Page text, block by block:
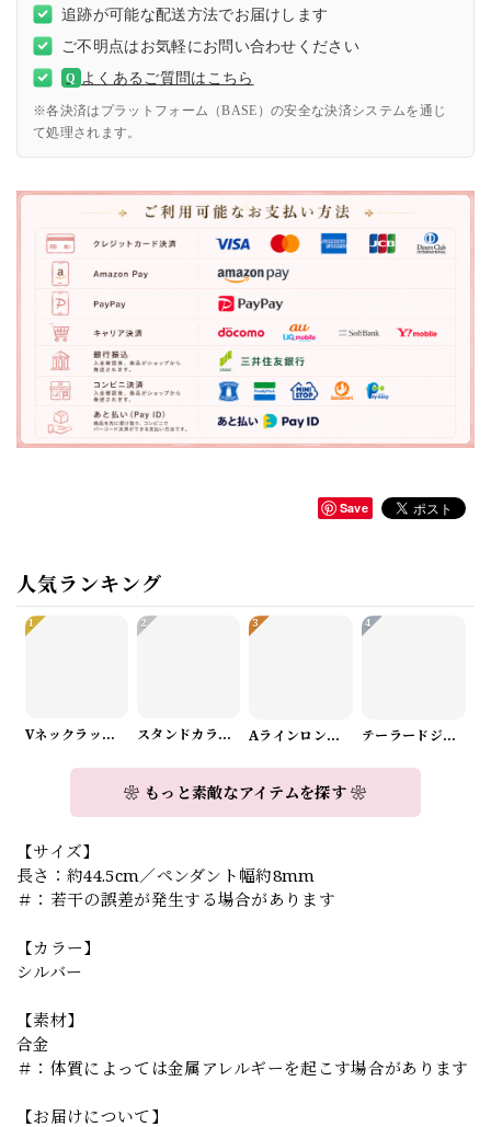
追跡が可能な配送方法でお届けします
ご不明点はお気軽にお問い合わせください
Q よくあるご質問はこちら
※各決済はプラットフォーム（BASE）の安全な決済システムを通じ
て処理されます。
Save
人気ランキング
1
Vネックラップデザインニット（3color） A1008
2
スタンドカラーロングスリーブリボンブラウス（3color） A1126
3
Aラインロングワンピース（2color） A0908
4
テーラードジャケット＆ワイドパンツスーツwithスカーフ A0987
❀ もっと素敵なアイテムを探す ❀
【サイズ】
長さ：約44.5cm／ペンダント幅約8mm
＃：若干の誤差が発生する場合があります
【カラー】
シルバー
【素材】
合金
＃：体質によっては金属アレルギーを起こす場合があります
【お届けについて】